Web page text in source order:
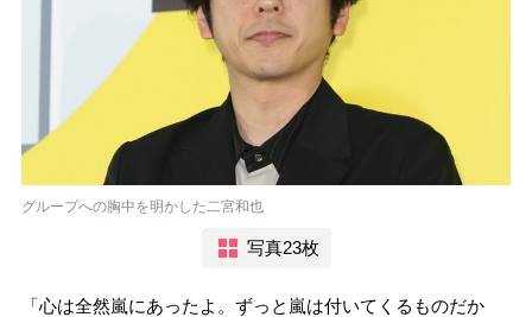
グループへの胸中を明かした二宮和也
写真23枚
「心は全然嵐にあったよ。ずっと嵐は付いてくるものだか